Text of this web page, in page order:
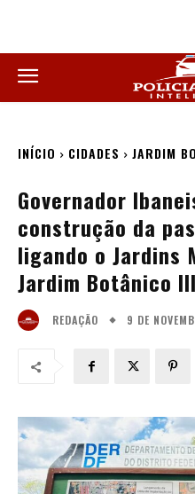
INÍCIO CIDADES JARDIM
Governador
construção da
ligando o Jardins
Jardim Botânico III
REDAÇÃO 9 DE